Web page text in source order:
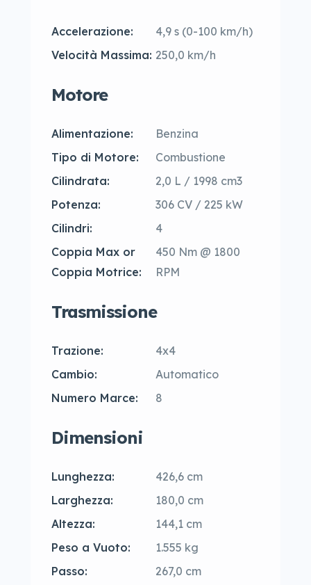
Accelerazione:
4,9 s (0-100 km/h)
Velocità Massima: 250,0 km/h
Motore
Alimentazione:
Benzina
Tipo di Motore:
Combustione
Cilindrata:
2,0 L / 1998 cm3
Potenza:
306 CV / 225 kW
Cilindri:
4
Coppia Max or
Coppia Motrice:
450 Nm @ 1800
RPM
Trasmissione
Trazione:
4x4
Cambio:
Automatico
Numero Marce:
8
Dimensioni
Lunghezza:
426,6 cm
Larghezza:
180,0 cm
Altezza:
144,1 cm
Peso a Vuoto:
1.555 kg
Passo:
267,0 cm